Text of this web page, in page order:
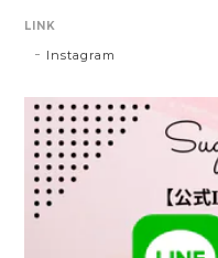
LINK
Instagram